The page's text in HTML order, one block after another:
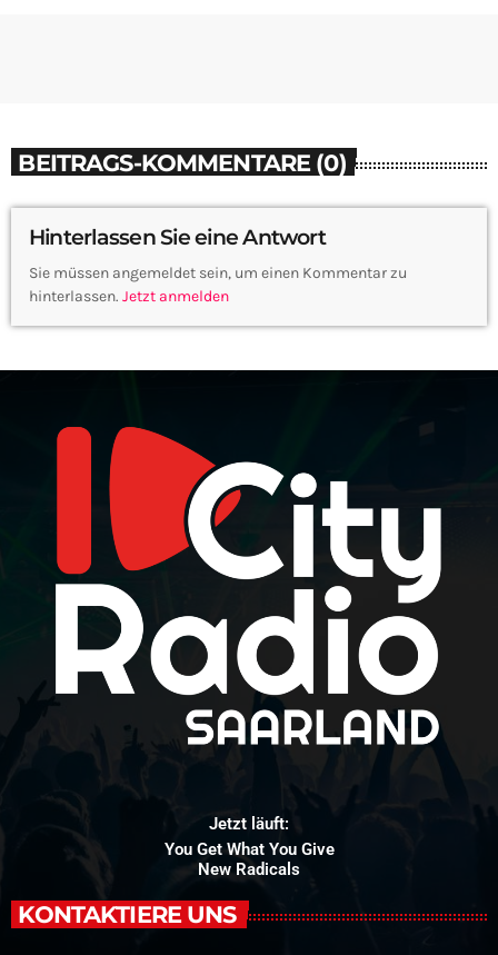
BEITRAGS-KOMMENTARE (0)
Hinterlassen Sie eine Antwort
Sie müssen angemeldet sein, um einen Kommentar zu
hinterlassen. Jetzt anmelden
Jetzt läuft:
You Get What You Give
New Radicals
KONTAKTIERE UNS